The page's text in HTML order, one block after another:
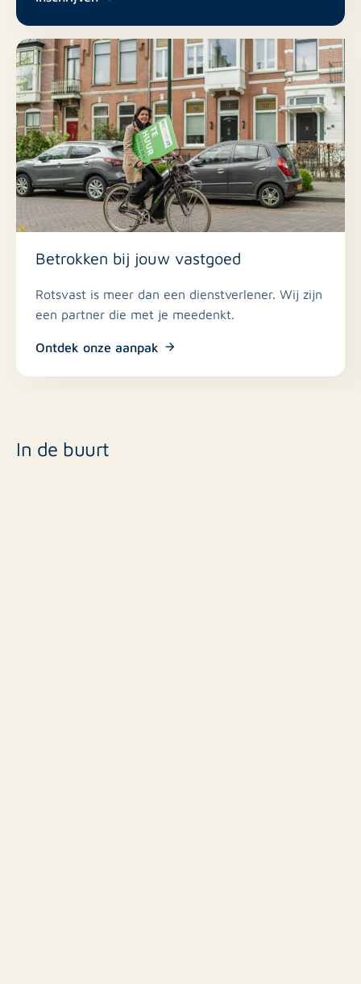
of bel naar 0118-611412
Betrokken bij jouw vastgoed
Rotsvast is meer dan een dienstverlener. Wij zijn
een partner die met je meedenkt.
Ontdek onze aanpak
In de buurt